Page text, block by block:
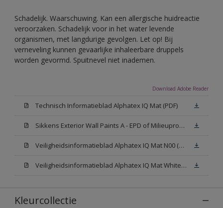
Schadelijk. Waarschuwing. Kan een allergische huidreactie
veroorzaken. Schadelijk voor in het water levende
organismen, met langdurige gevolgen. Let op! Bij
verneveling kunnen gevaarlijke inhaleerbare druppels
worden gevormd. Spuitnevel niet inademen.
Download Adobe Reader
Technisch Informatieblad Alphatex IQ Mat (PDF)
Sikkens Exterior Wall Paints A - EPD of Milieuproductverklaring
Veiligheidsinformatieblad Alphatex IQ Mat N00 (MSDS)
Veiligheidsinformatieblad Alphatex IQ Mat White W05 (MSDS)
Kleurcollectie